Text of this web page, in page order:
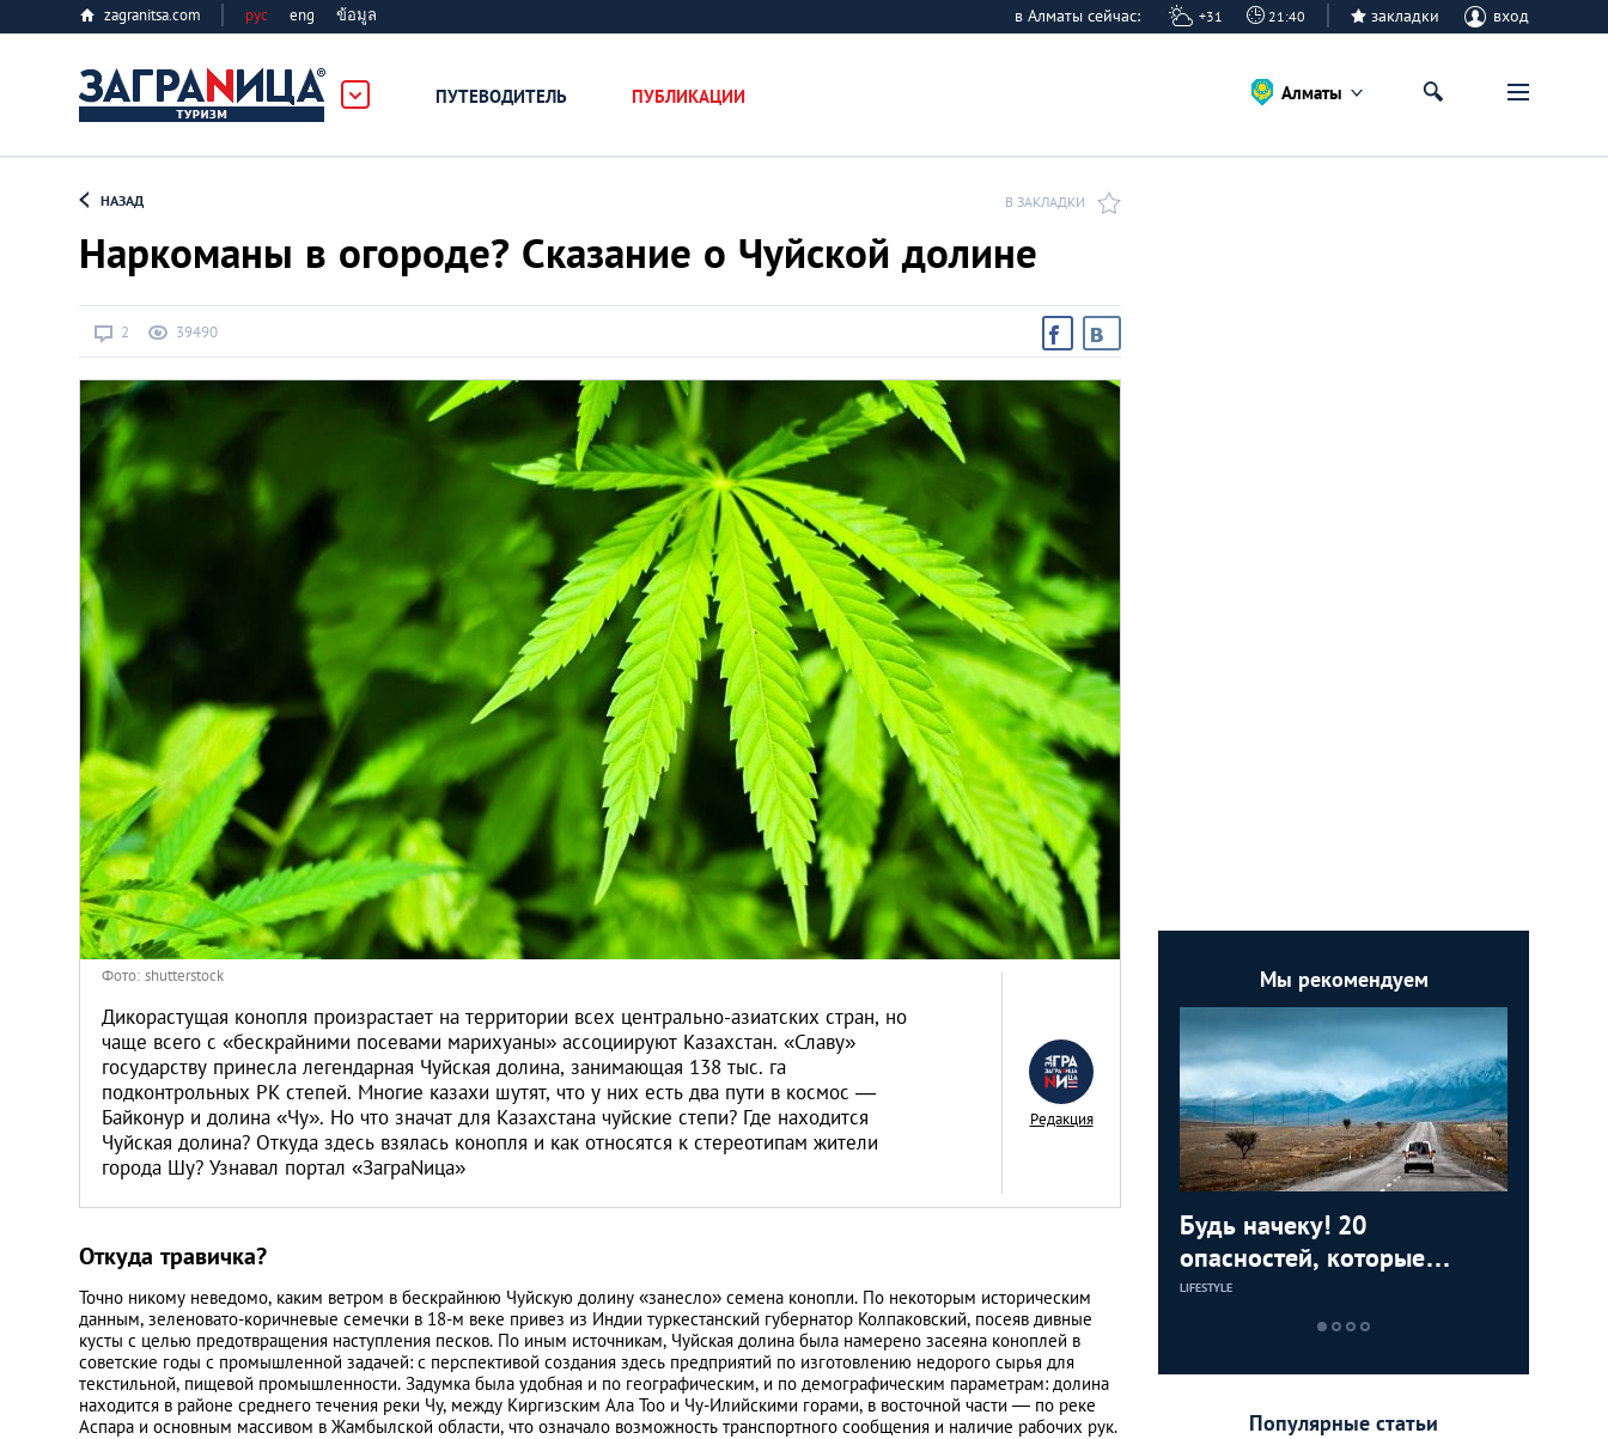
zagranitsa.com рус eng ข้อมูล в Алматы сейчас: +31 21:40 закладки вход
ПУТЕВОДИТЕЛЬ ПУБЛИКАЦИИ
Алматы
Астана
Афины
Лос-Анджелес
Москва
Париж
Паттайя
Пхукет
Санкт-Петербург
Алматы
НАЗАД В ЗАКЛАДКИ
Наркоманы в огороде? Сказание о Чуйской долине
2 39490
Фото: shutterstock
Дикорастущая конопля произрастает на территории всех центрально-азиатских стран, но
чаще всего с «бескрайними посевами марихуаны» ассоциируют Казахстан. «Славу»
государству принесла легендарная Чуйская долина, занимающая 138 тыс. га
подконтрольных РК степей. Многие казахи шутят, что у них есть два пути в космос —
Байконур и долина «Чу». Но что значат для Казахстана чуйские степи? Где находится
Чуйская долина? Откуда здесь взялась конопля и как относятся к стереотипам жители
города Шу? Узнавал портал «ЗаграNица»
Редакция
Откуда травичка?
Точно никому неведомо, каким ветром в бескрайнюю Чуйскую долину «занесло» семена конопли. По некоторым историческим
данным, зеленовато-коричневые семечки в 18-м веке привез из Индии туркестанский губернатор Колпаковский, посеяв дивные
кусты с целью предотвращения наступления песков. По иным источникам, Чуйская долина была намерено засеяна коноплей в
советские годы с промышленной задачей: с перспективой создания здесь предприятий по изготовлению недорого сырья для
текстильной, пищевой промышленности. Задумка была удобная и по географическим, и по демографическим параметрам: долина
находится в районе среднего течения реки Чу, между Киргизским Ала Тоо и Чу-Илийскими горами, в восточной части — по реке
Аспара и основным массивом в Жамбылской области, что означало возможность транспортного сообщения и наличие рабочих рук.
Мы рекомендуем
Будь начеку! 20
опасностей, которые
подстерегают нерадивого
туриста в Казахстане
LIFESTYLE
всем мире
LIFESTYLE
Популярные статьи